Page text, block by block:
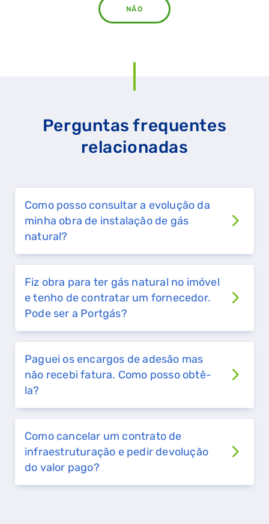
NÃO
Perguntas frequentes
relacionadas
Como posso consultar a evolução da
minha obra de instalação de gás
natural?
Fiz obra para ter gás natural no imóvel
e tenho de contratar um fornecedor.
Pode ser a Portgás?
Paguei os encargos de adesão mas
não recebi fatura. Como posso obtê-
la?
Como cancelar um contrato de
infraestruturação e pedir devolução
do valor pago?
QUERO TER GÁS NATURAL
SIMULADOR DE POUPANÇA
FALHA DE GÁS